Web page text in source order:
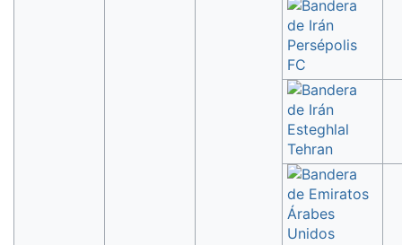
Persépolis
FC
Esteghlal
Tehran